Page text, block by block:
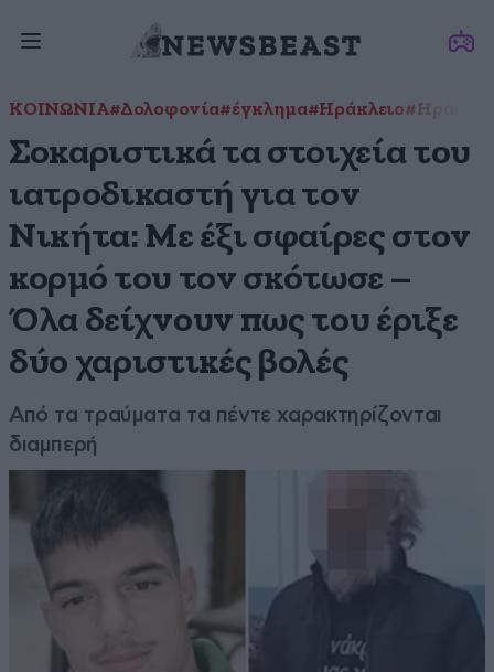
ΚΟΙΝΩΝΙΑ#Δολοφονία#έγκλημα#Ηράκλειο
Σοκαριστικά τα στοιχεία του
ιατροδικαστή για τον
Νικήτα: Με έξι σφαίρες στον
κορμό του τον σκότωσε –
Όλα δείχνουν πως του έριξε
δύο χαριστικές βολές
Από τα τραύματα τα πέντε χαρακτηρίζονται
διαμπερή